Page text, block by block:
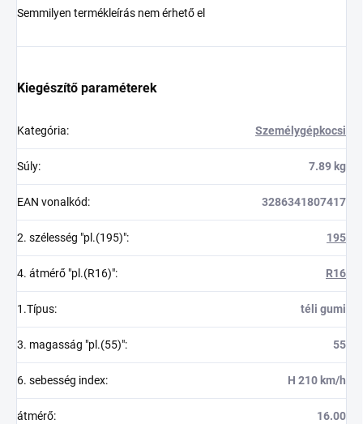
Semmilyen termékleírás nem érhető el
Kiegészítő paraméterek
Kategória: Személygépkocsi
Súly: 7.89 kg
EAN vonalkód: 3286341807417
2. szélesség "pl.(195)": 195
4. átmérő "pl.(R16)": R16
1.Típus: téli gumi
3. magasság "pl.(55)": 55
6. sebesség index: H 210 km/h
átmérő: 16.00